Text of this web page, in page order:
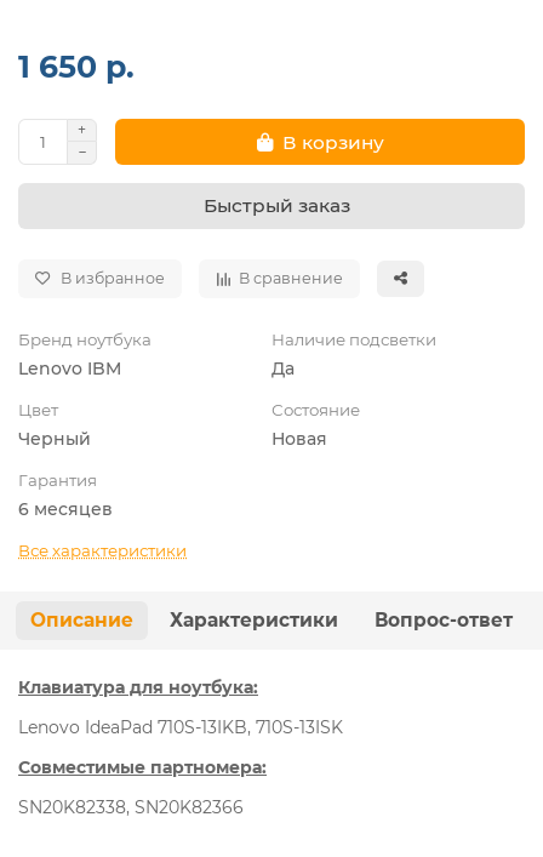
1 650 р.
В корзину
Быстрый заказ
В избранное В сравнение
Бренд ноутбука
Lenovo IBM
Наличие подсветки
Да
Цвет
Черный
Состояние
Новая
Гарантия
6 месяцев
Все характеристики
Описание Характеристики Вопрос-ответ
Клавиатура для ноутбука:
Lenovo IdeaPad 710S-13IKB, 710S-13ISK
Совместимые партномера:
SN20K82338, SN20K82366